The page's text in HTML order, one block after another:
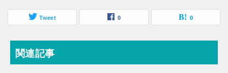
Tweet 0 0
関連記事